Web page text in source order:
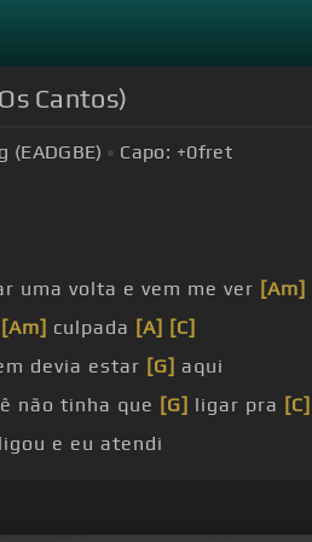
Cantos)
(EADGBE) Capo: +0fret
uma volta e vem me ver [Am]
[Am] culpada [A] [C]
devia estar [G] aqui
não tinha que [G] ligar pra [C]
e eu atendi